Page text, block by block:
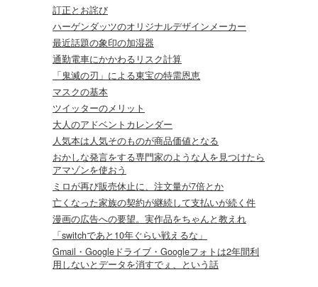
訂正とお詫び
ハーゲンダッツのオリジナルデザインメーカー
最近話題の象印の加湿器
通勤電車にかかわるリスク計算
「鬼滅の刃」による東宝の特需恩恵
マスクの基本
ツイッターのメリット
大人のアドベントカレンダー
人気本は人気そのものが商品価値となる
おかしな発言をする専門家のような人を見つけたら
アマゾンを使おう
ミロが再び販売休止に、注文量が7倍とか
亡くなった家族の契約が継続して支払いが続く件
漫画の広告への要望。実作品をちゃんと教えれ
「switchであと10年ぐらい戦えるな」
Gmail・Googleドライブ・Googleフォトは2年間利
用しないとデータを消すでぇ、という話